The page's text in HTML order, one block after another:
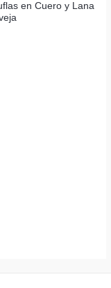
en Cuero y Lana